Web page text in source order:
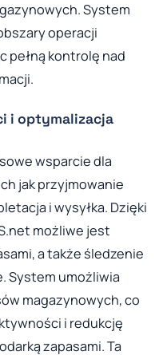
System
operacji
pełną kontrolę nad
i optymalizacja
wsparcie dla
jak przyjmowanie
i wysyłka. Dzięki
możliwe jest
a także śledzenie
System umożliwia
magazynowych, co
i redukcję
zapasami. Ta